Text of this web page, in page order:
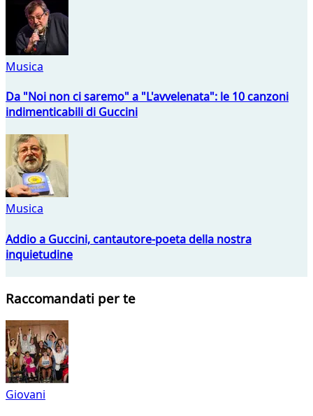
Musica
Da "Noi non ci saremo" a "L'avvelenata": le 10 canzoni
indimenticabili di Guccini
Musica
Addio a Guccini, cantautore-poeta della nostra
inquietudine
Raccomandati per te
Giovani